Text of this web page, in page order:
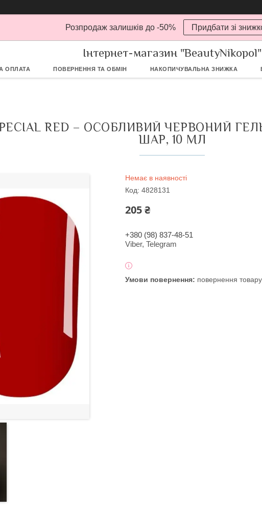
Розпродаж залишків до -50% Придбати зі
Інтернет-магазин "BeautyNikopol"
ОПЛАТА ПОВЕРНЕННЯ ТА ОБМІН НАКОПИЧУВАЛЬНА ЗНИЖКА
SPECIAL RED – ОСОБЛИВИЙ ЧЕРВОНИЙ
ШАР, 10 МЛ
Немає в наявності
Код: 4828131
205 ₴
+380 (98) 837-48-51
Viber, Telegram
повернення